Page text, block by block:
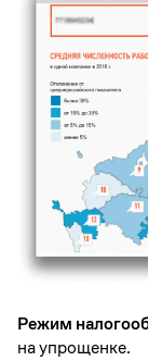
Режим
на упрощенке.